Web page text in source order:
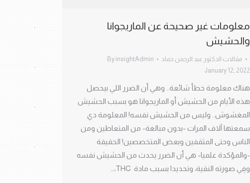
معلومات غير صحيحة عن الماريجوانا
والحشيش
مقالات الدكتور عبد الرحمن حماد By insightAdmin
January 12, 2022
هناك معلومة خطأ شائعة.. وهي أن الضرر اللي بيحصل
هذه الأيام من الحشيش أو الماريجوانا هو بسبب الحشيش
المغشوش.. وليس من الحشيش نفسه! المعلومة دي
سمعتها آلاف المرات -بدون مبالغة- من المتعاطين ومن
الناس وحتى المثقفين وبعض المتخصصين! الحقيقة
-والمؤكدة علميا- هي أن الضرر يحدث من الحشيش نفسه
وفِي صورته النقية، وتحديدا بسبب مادة THC،…